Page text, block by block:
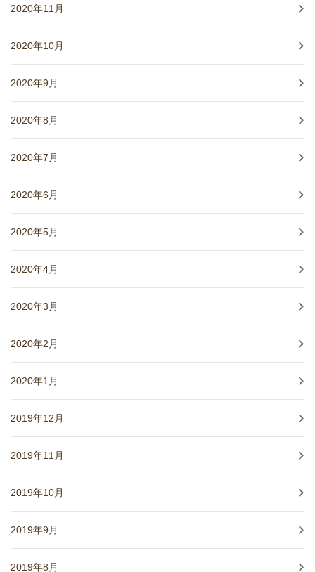
2020年11月
2020年10月
2020年9月
2020年8月
2020年7月
2020年6月
2020年5月
2020年4月
2020年3月
2020年2月
2020年1月
2019年12月
2019年11月
2019年10月
2019年9月
2019年8月